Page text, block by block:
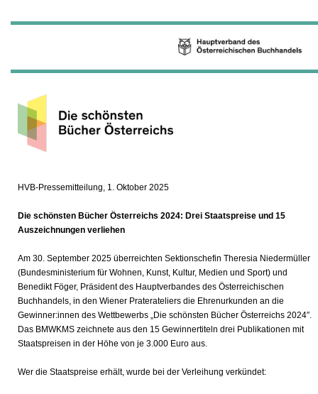
HVB-Pressemitteilung, 1. Oktober 2025
Die schönsten Bücher Österreichs 2024: Drei Staatspreise und 15
Auszeichnungen verliehen
Am 30. September 2025 überreichten Sektionschefin Theresia Niedermüller
(Bundesministerium für Wohnen, Kunst, Kultur, Medien und Sport) und
Benedikt Föger, Präsident des Hauptverbandes des Österreichischen
Buchhandels, in den Wiener Praterateliers die Ehrenurkunden an die
Gewinner:innen des Wettbewerbs „Die schönsten Bücher Österreichs 2024″.
Das BMWKMS zeichnete aus den 15 Gewinnertiteln drei Publikationen mit
Staatspreisen in der Höhe von je 3.000 Euro aus.
Wer die Staatspreise erhält, wurde bei der Verleihung verkündet: